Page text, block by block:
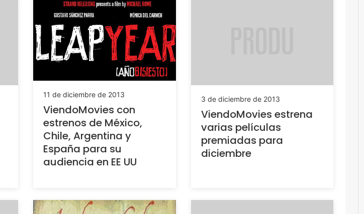
11 de diciembre de 2013
ViendoMovies con
estrenos de México,
Chile, Argentina y
España para su
audiencia en EE UU
3 de diciembre de 2013
ViendoMovies estrena
varias películas
premiadas para
diciembre